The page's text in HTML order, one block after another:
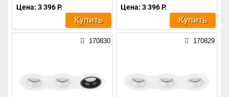
Цена: 3 396 Р.
Купить
Цена: 3 396 Р.
Купить
170830 170829